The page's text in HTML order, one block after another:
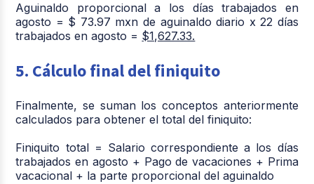
Aguinaldo proporcional a los días trabajados en
agosto = $ 73.97 mxn de aguinaldo diario x 22 días
trabajados en agosto = $1,627.33.
5. Cálculo final del finiquito
Finalmente, se suman los conceptos anteriormente
calculados para obtener el total del finiquito:
Finiquito total = Salario correspondiente a los días
trabajados en agosto + Pago de vacaciones + Prima
vacacional + la parte proporcional del aguinaldo